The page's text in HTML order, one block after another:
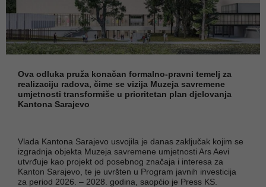
Ova odluka pruža konačan formalno-pravni temelj za
realizaciju radova, čime se vizija Muzeja savremene
umjetnosti transformiše u prioritetan plan djelovanja
Kantona Sarajevo
Vlada Kantona Sarajevo usvojila je danas zaključak kojim se
izgradnja objekta Muzeja savremene umjetnosti Ars Aevi
utvrđuje kao projekt od posebnog značaja i interesa za
Kanton Sarajevo, te je uvršten u Program javnih investicija
za period 2026. – 2028. godina, saopćio je Press KS.